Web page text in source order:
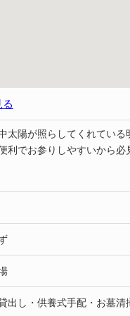
太陽が照らしてくれている
利でお参りしやすいから必
出し・供養式手配・お墓清